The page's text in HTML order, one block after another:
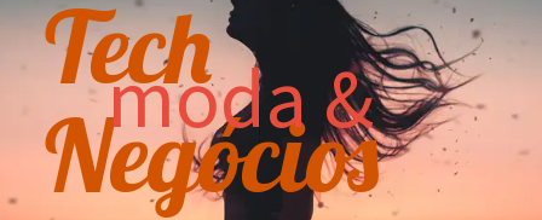
Tech
moda &
Negócios